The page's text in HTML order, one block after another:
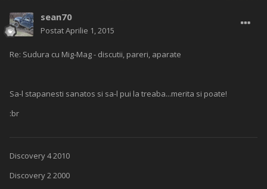
sean70
PostatAprilie 1, 2015
Re: Sudura cu Mig-Mag - discutii, pareri, aparate
Sa-l stapanesti sanatos si sa-l pui la treaba...merita si poate!
:br
Discovery 4 2010
Discovery 2 2000